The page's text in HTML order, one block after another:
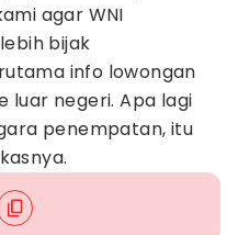
agar WNI
bijak
info lowongan
luar negeri. Apa lagi
penempatan, itu